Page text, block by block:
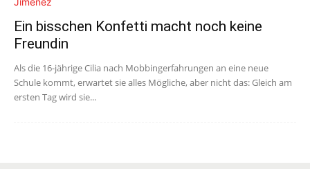
Ein bisschen Konfetti macht noch keine
Freundin
Als die 16-jährige Cilia nach Mobbingerfahrungen an eine neue
Schule kommt, erwartet sie alles Mögliche, aber nicht das: Gleich am
ersten Tag wird sie...